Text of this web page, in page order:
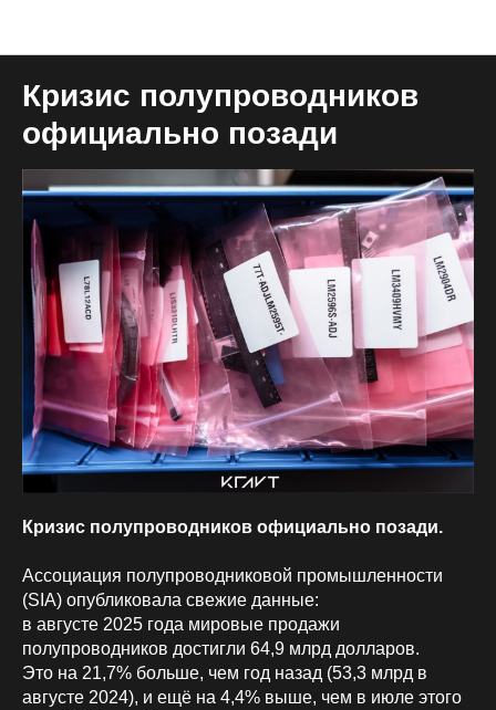
Кризис полупроводников
официально позади
Кризис полупроводников официально позади.
Ассоциация полупроводниковой промышленности
(SIA) опубликовала свежие данные:
в августе 2025 года мировые продажи
полупроводников достигли 64,9 млрд долларов.
Это на 21,7% больше, чем год назад (53,3 млрд в
августе 2024), и ещё на 4,4% выше, чем в июле этого